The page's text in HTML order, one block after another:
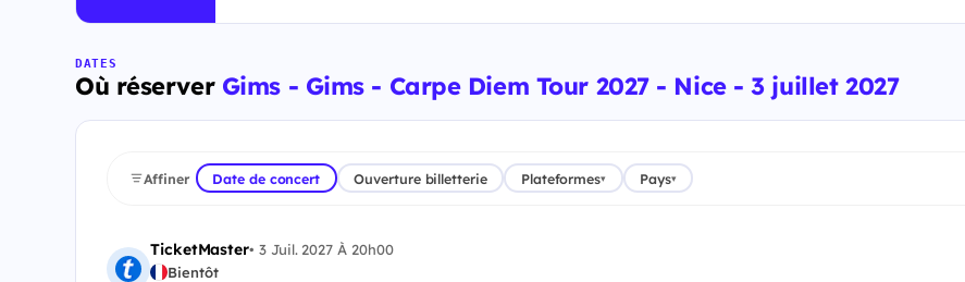
DATES
Où réserver Gims - Gims - Carpe Diem Tour 2027 - Nice - 3 juillet 2027
Affiner Date de concert Ouverture billetterie Plateformes▾ Pays▾
TicketMaster• 3 Juil. 2027 À 20h00
Bientôt